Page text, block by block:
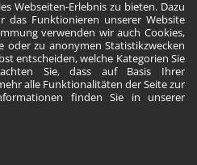
Webseiten-Erlebnis zu bieten. Dazu
das Funktionieren unserer Website
verwenden wir auch Cookies,
oder zu anonymen Statistikzwecken
entscheiden, welche Kategorien Sie
Sie, dass auf Basis Ihrer
alle Funktionalitäten der Seite zur
finden Sie in unserer